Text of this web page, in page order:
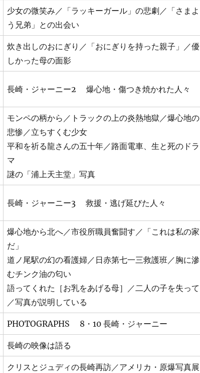
少女の微笑み／「ラッキーガール」の悲劇／「さまよ
う兄弟」との出会い
炊き出しのおにぎり／「おにぎりを持った親子」／優
しかった母の面影
長崎・ジャーニー2 爆心地・傷つき焼かれた人々
モンペの柄から／トラックの上の炎熱地獄／爆心地の
悲惨／立ちすくむ少女
平和を祈る龍さんの五十年／路面電車、生と死のドラ
マ
謎の「浦上天主堂」写真
長崎・ジャーニー3 救援・逃げ延びた人々
爆心地から北へ／市役所職員奮闘す／「これは私の家
だ」
道ノ尾駅の幻の看護婦／日赤第七一三救護班／胸に滲
むチンク油の匂い
語ってくれた［お乳をあげる母］／二人の子を失って
／写真が説明している
PHOTOGRAPHS 8・10 長崎・ジャーニー
長崎の映像は語る
クリスとジュディの長崎再訪／アメリカ・原爆写真展